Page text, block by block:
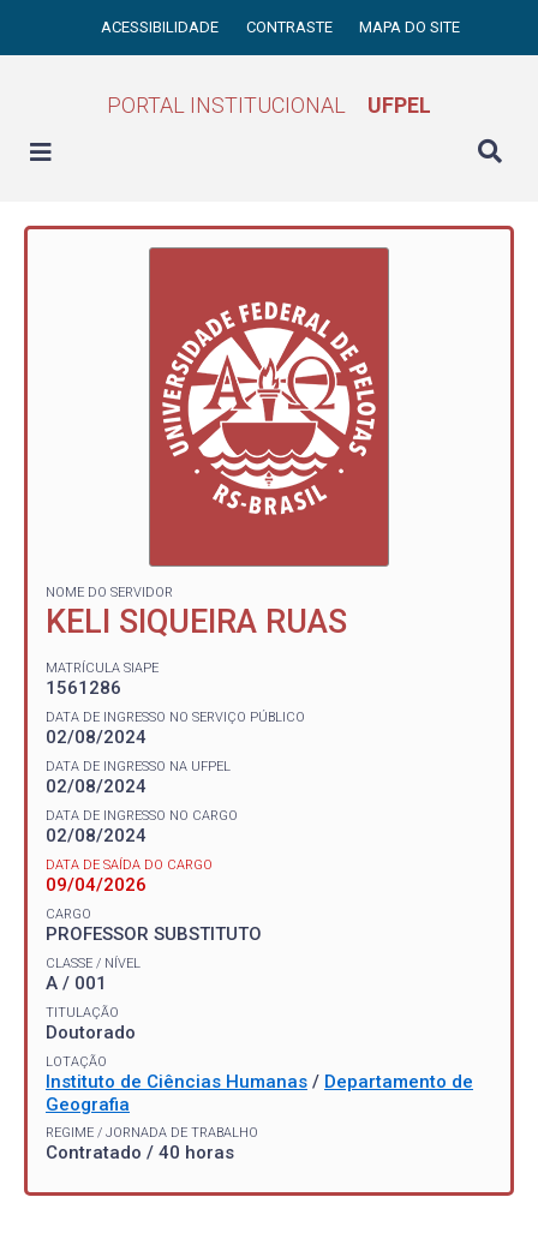
ACESSIBILIDADE CONTRASTE MAPA DO SITE
PORTAL INSTITUCIONAL UFPEL
NOME DO SERVIDOR
KELI SIQUEIRA RUAS
MATRÍCULA SIAPE
1561286
DATA DE INGRESSO NO SERVIÇO PÚBLICO
02/08/2024
DATA DE INGRESSO NA UFPEL
02/08/2024
DATA DE INGRESSO NO CARGO
02/08/2024
DATA DE SAÍDA DO CARGO
09/04/2026
CARGO
PROFESSOR SUBSTITUTO
CLASSE / NÍVEL
A / 001
TITULAÇÃO
Doutorado
LOTAÇÃO
Instituto de Ciências Humanas / Departamento de
Geografia
REGIME / JORNADA DE TRABALHO
Contratado / 40 horas